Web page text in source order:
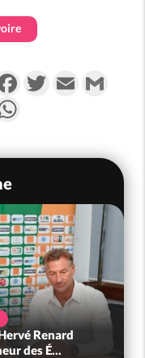
FacebookTwitterEmail
Renard
des É...